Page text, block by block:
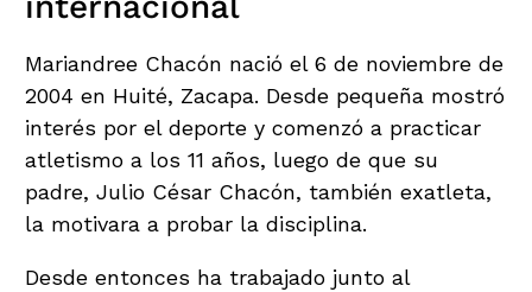
Mariandree Chacón nació el 6 de noviembre de
2004 en Huité, Zacapa. Desde pequeña mostró
interés por el deporte y comenzó a practicar
atletismo a los 11 años, luego de que su
padre, Julio César Chacón, también exatleta,
la motivara a probar la disciplina.
Desde entonces ha trabajado junto al